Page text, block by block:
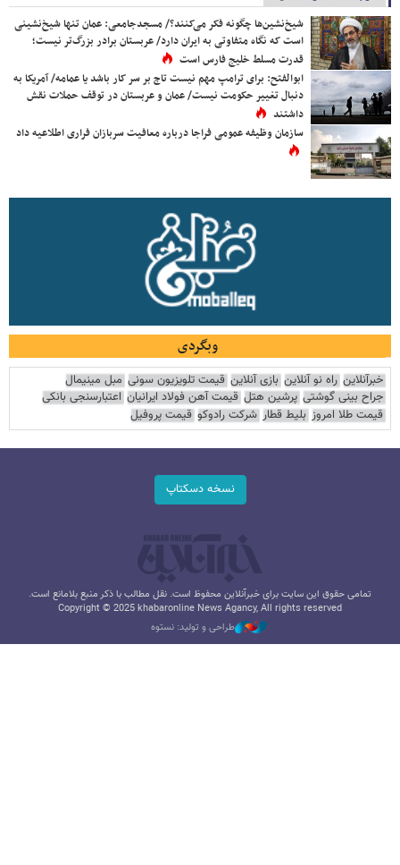
شیخ‌نشین‌ها چگونه فکر می‌کنند؟/ مسجدجامعی: عمان تنها شیخ‌نشینی
است که نگاه متفاوتی به ایران دارد/ عربستان برادر بزرگ‌تر نیست؛
قدرت مسلط خلیج فارس است
ابوالفتح: برای ترامپ مهم نیست تاج بر سر کار باشد یا عمامه/ آمریکا به
دنبال تغییر حکومت نیست/ عمان و عربستان در توقف حملات نقش
داشتند
سازمان وظیفه عمومی فراجا درباره معافیت سربازان فراری اطلاعیه داد
وبگردی
خبرآنلاین راه نو آنلاین بازی آنلاین قیمت تلویزیون سونی مبل مینیمال
جراح بینی گوشتی پرشین هتل قیمت آهن فولاد ایرانیان اعتبارسنجی بانکی
قیمت طلا امروز بلیط قطار شرکت رادوکو قیمت پروفیل
نسخه دسکتاپ
تمامی حقوق این سایت برای خبرآنلاین محفوظ است. نقل مطالب با ذکر منبع بلامانع است.
Copyright © 2025 khabaronline News Agancy, All rights reserved
طراحی و تولید: نستوه